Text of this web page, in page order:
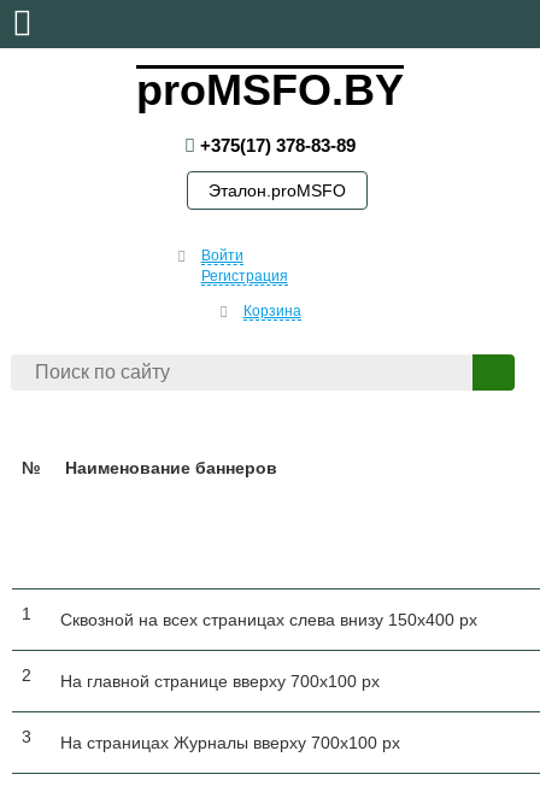
proMSFO.BY
+375(17) 378-83-89
Эталон.proMSFO
Войти
Регистрация
Корзина
№ Наименование баннеров
1 Сквозной на всех страницах слева внизу 150х400 рх
2 На главной странице вверху 700х100 рх
3 На страницах Журналы вверху 700х100 рх